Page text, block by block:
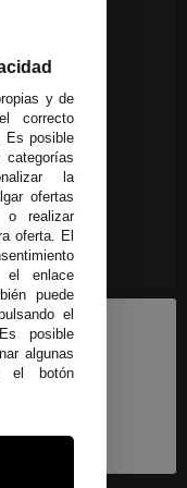
y de
correcto
Es posible
categorías
la
ofertas
o realizar
oferta. El
el enlace
puede
el
posible
algunas
el botón